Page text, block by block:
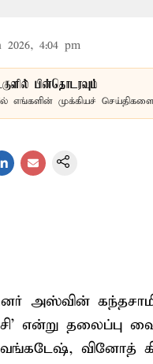
2026, 4:04 pm
பின்தொடரவும்
எங்களின் முக்கியச்
அஸ்​வின்
என்று
வினோத்